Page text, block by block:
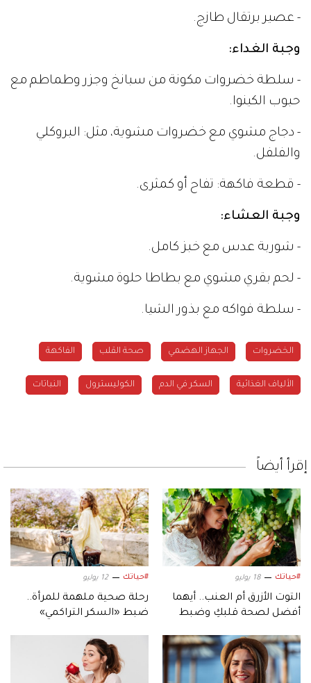
- عصير برتقال طازج.
وجبة الغداء:
- سلطة خضروات مكونة من سبانخ وجزر وطماطم مع
حبوب الكينوا.
- دجاج مشوي مع خضروات مشوية، مثل: البروكلي
والفلفل.
- قطعة فاكهة: تفاح أو كمثرى.
وجبة العشاء:
- شوربة عدس مع خبز كامل.
- لحم بقري مشوي مع بطاطا حلوة مشوية.
- سلطة فواكه مع بذور الشيا.
الخضروات الجهاز الهضمي صحة القلب الفاكهة
الألياف الغذائية السكر في الدم الكوليسترول النباتات
إقرأ أيضاً
#حياتك 18 يوليو
التوت الأزرق أم العنب.. أيهما
أفضل لصحة قلبكِ وضبط
#حياتك 12 يوليو
رحلة صحية ملهمة للمرأة..
ضبط «السكر التراكمي»